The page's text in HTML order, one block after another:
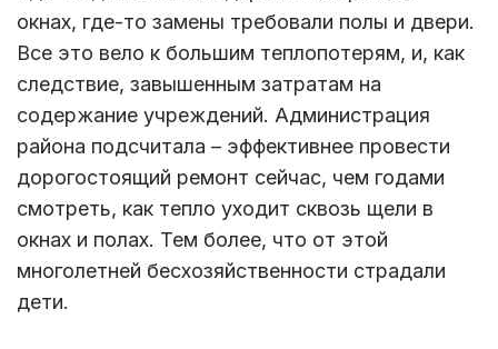
окнах, где-то замены требовали полы и двери.
Все это вело к большим теплопотерям, и, как
следствие, завышенным затратам на
содержание учреждений. Администрация
района подсчитала – эффективнее провести
дорогостоящий ремонт сейчас, чем годами
смотреть, как тепло уходит сквозь щели в
окнах и полах. Тем более, что от этой
многолетней бесхозяйственности страдали
дети.